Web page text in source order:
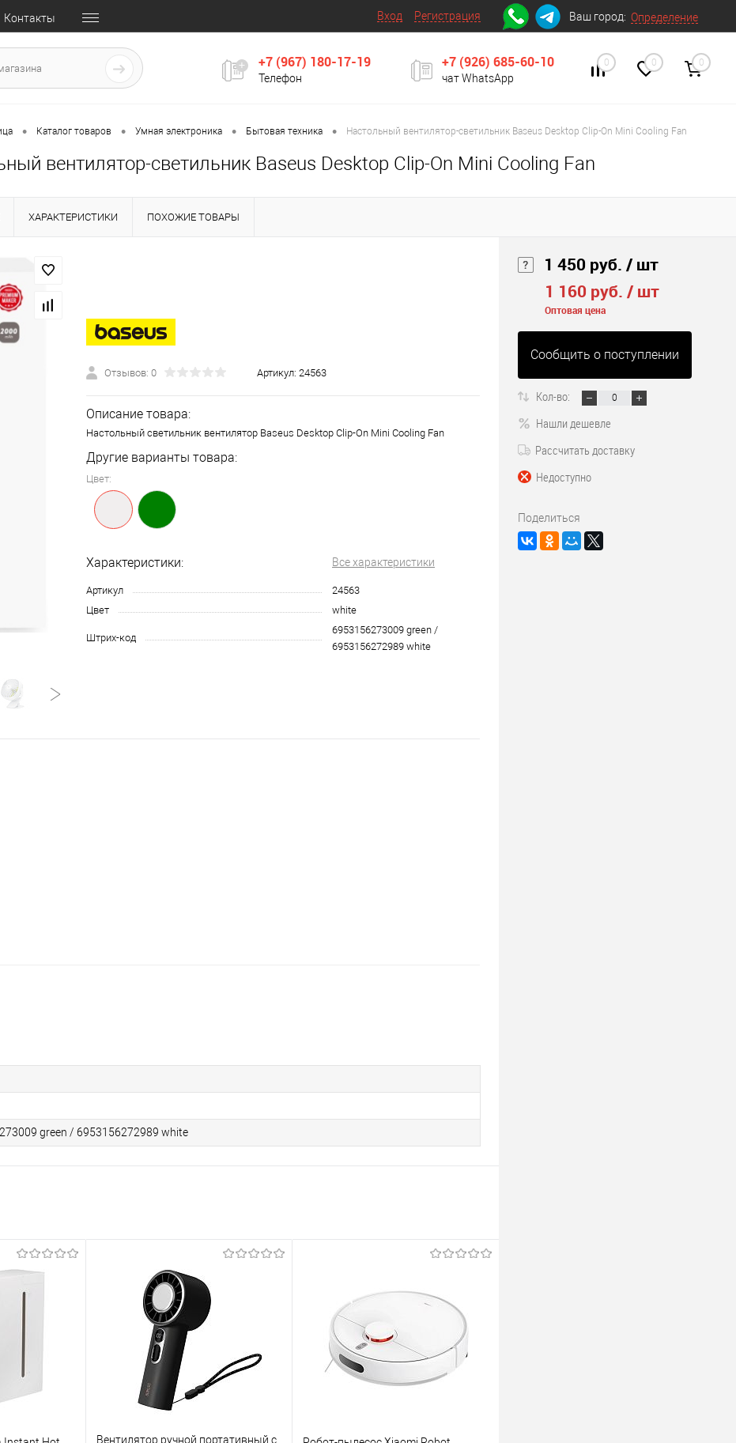
Контакты Вход Регистрация Ваш город: Определение
+7 (967) 180-17-19
Телефон
+7 (926) 685-60-10
чат WhatsApp
0 0 0
• Каталог товаров • Умная электроника • Бытовая техника • Настольный вентилятор-светильник Baseus Desktop Clip-On Mini Cooling Fan
вентилятор-светильник Baseus Desktop Clip-On Mini Cooling Fan
ХАРАКТЕРИСТИКИ ПОХОЖИЕ ТОВАРЫ
Отзывов: 0 Артикул: 24563
Описание товара:
Настольный светильник вентилятор Baseus Desktop Clip-On Mini Cooling Fan
Другие варианты товара:
Цвет:
Характеристики: Все характеристики
Артикул
24563
Цвет
white
Штрих-код
6953156273009 green /
6953156272989 white
green / 6953156272989 white
Вентилятор ручной портативный с
1 450 руб. / шт
1 160 руб. / шт
Оптовая цена
Сообщить о поступлении
Кол-во:
Нашли дешевле
Рассчитать доставку
Недоступно
Поделиться